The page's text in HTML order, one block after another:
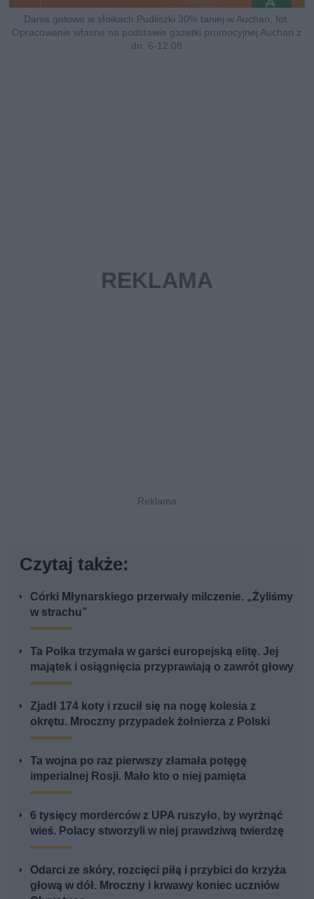
Dania gotowe w słoikach Pudliszki 30% taniej w Auchan, fot.
Opracowanie własne na podstawie gazetki promocyjnej Auchan z
dn. 6-12.08
Czytaj także:
Córki Młynarskiego przerwały milczenie. „Żyliśmy
w strachu”
Ta Polka trzymała w garści europejską elitę. Jej
majątek i osiągnięcia przyprawiają o zawrót głowy
Zjadł 174 koty i rzucił się na nogę kolesia z
okrętu. Mroczny przypadek żołnierza z Polski
Ta wojna po raz pierwszy złamała potęgę
imperialnej Rosji. Mało kto o niej pamięta
6 tysięcy morderców z UPA ruszyło, by wyrżnąć
wieś. Polacy stworzyli w niej prawdziwą twierdzę
Odarci ze skóry, rozcięci piłą i przybici do krzyża
głową w dół. Mroczny i krwawy koniec uczniów